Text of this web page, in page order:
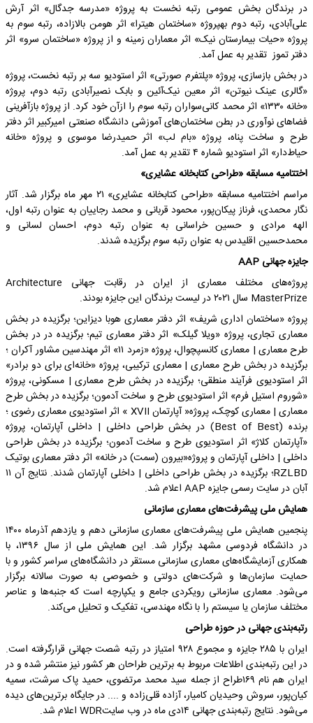
در برندگان بخش عمومی رتبه نخست به پروژه «مدرسه جدگال» اثر آرش
علی‌آبادی، رتبه دوم بهپروژه «ساختمان هیترا» اثر هومن بالازاده، رتبه سوم به
پروژه «حیات بیمارستان نیک» اثر معماران زمینه و از پروژه «ساختمان سرو» اثر
دفتر تموز تقدیر به عمل آمد.
در بخش بازسازی، پروژه «پلتفرم صورتی» اثر استودیو سه بر رتبه نخست، پروژه
«گالری عینک نیوتن» اثر معین نیک‌آئین و بابک نصیرآبادی رتبه دوم، پروژه
«خانه ۱۳۳۰» اثر محمد کانی‌سواران رتبه سوم را ازآن خود کرد. از پروژه بازآفرینی
فضاهای نوآوری در بطن ساختمان‌های آموزشی دانشگاه صنعتی امیرکبیر اثر دفتر
طرح و ساخت پناه، پروژه «بام لب» اثر حمیدرضا موسوی و پروژه «خانه
حیاط‌دار» اثر استودیو شماره ۴ تقدیر به عمل آمد.
اختتامیه مسابقه «طراحی کتابخانه عشایری»
مراسم اختتامیه مسابقه «طراحی کتابخانه عشایری» ۲۱ مهر ماه برگزار شد. آثار
نگار محمدی، فرناز پیکان‌پور، محمود قربانی و محمد رجاییان به عنوان رتبه اول،
الهه مرادی و حسین خراسانی به عنوان رتبه دوم، احسان لسانی و
محمدحسین اقلیدس به عنوان رتبه سوم برگزیده شدند.
جایزه جهانی AAP
پروژه‌های مختلف معماری از ایران در رقابت جهانی Architecture
MasterPrize سال ۲۰۲۱ در لیست برندگان این جایزه بودند.
پروژه «ساختمان اداری شریف» اثر دفتر معماری هوبا دیزاین؛ برگزیده در بخش
معماری تجاری، پروژه «ویلا گیلک» اثر دفتر معماری تیم؛ برگزیده در در بخش
طرح معماری | معماری کانسپچوال، پروژه «زمرد ۱۱» اثر مهندسین مشاور آکران ؛
برگزیده در بخش طرح معماری | معماری ترکیبی، پروژه «خانه‌ای برای دو برادر»
اثر استودیوی فرآیند منطقی؛ برگزیده در بخش طرح معماری | مسکونی، پروژه
«شوروم استیل فرم» اثر استودیوی طرح و ساخت آدمون؛ برگزیده در بخش طرح
معماری | معماری کوچک، پروژه« آپارتمان XVII » اثر استودیوی معماری رضوی ؛
برنده (Best of Best) در بخش طراحی داخلی | داخلی آپارتمان، پروژه
«آپارتمان کلاژ» اثر استودیوی طرح و ساخت آدمون؛ برگزیده در بخش طراحی
داخلی | داخلی آپارتمان و پروژه«بیرون (سمت) در خانه» اثر دفتر معماری بوتیک
RZLBD؛ برگزیده در بخش طراحی داخلی | داخلی آپارتمان شدند. نتایج آن ۱۱
آبان در سایت رسمی جایزه AAP اعلام شد.
همایش ملی پیشرفت‌های معماری سازمانی
پنجمین همایش ملی پیشرفت‌های معماری سازمانی دهم و یازدهم آذرماه ۱۴۰۰
در دانشگاه فردوسی مشهد برگزار شد. این همایش ملی از سال ۱۳۹۶، با
همکاری آزمایشگاه‌های معماری سازمانی مستقر در دانشگاه‌های سراسر کشور و با
حمایت سازمان‌ها و شرکت‌های دولتی و خصوصی به صورت سالانه برگزار
می‌شود. معماری سازمانی رویکردی جامع و یکپارچه است که جنبه‌ها و عناصر
مختلف سازمان یا سیستم را با نگاه مهندسی، تفکیک و تحلیل می‌کند.
رتبه‌بندی جهانی در حوزه طراحی
ایران با ۲۸۵ جایزه و مجموع ۹۲۸ امتیاز در رتبه شصت جهانی قرارگرفته است.
در این رتبه‌بندی اطلاعات مربوط به برترین طراحان هر کشور نیز منتشر شده و در
ایران هم نام ۱۶۹طراح از جمله سید محمد مرتضوی، حمید پاک سرشت، سمیه
کیان‌پور، سروش وحیدیان کامیار، آزاده قلی‌زاده و .... در جایگاه برترین‌های دیده
می‌شود. نتایج رتبه‌بندی جهانی ۱۴دی ماه در وب سایتWDR اعلام شد.